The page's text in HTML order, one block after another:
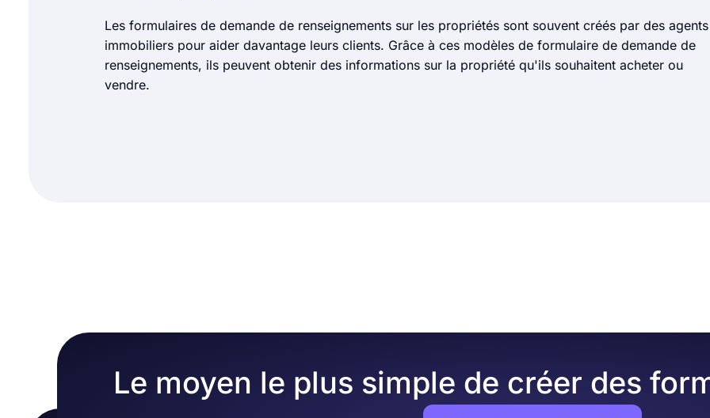
Les formulaires de demande de renseignements sur les propriétés sont souvent créés par des agents
immobiliers pour aider davantage leurs clients. Grâce à ces modèles de formulaire de demande de
renseignements, ils peuvent obtenir des informations sur la propriété qu'ils souhaitent acheter ou
vendre.
Le moyen le plus simple de créer des